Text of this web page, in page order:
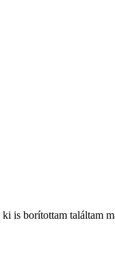
is borítottam találtam